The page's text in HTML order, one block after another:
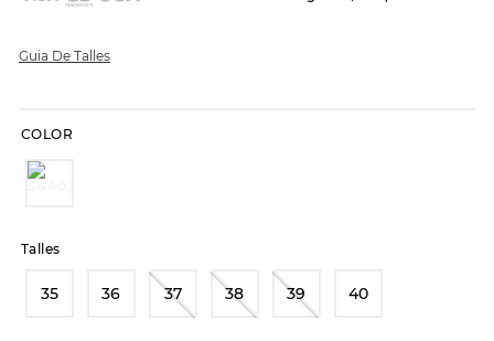
Guia De Talles
COLOR
Talles
35 36 37 38 39 40